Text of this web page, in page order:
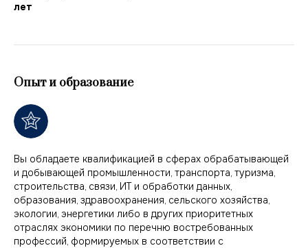
лет
Опыт и образование
Вы обладаете квалификацией в сферах обрабатывающей
и добывающей промышленности, транспорта, туризма,
строительства, связи, ИТ и обработки данных,
образования, здравоохранения, сельского хозяйства,
экологии, энергетики либо в других приоритетных
отраслях экономики по перечню востребованных
профессий, формируемых в соответствии с